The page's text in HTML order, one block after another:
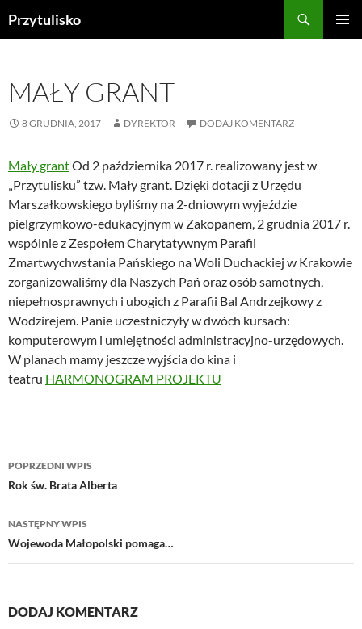
doPrzytulisko
MAŁY GRANT
8 GRUDNIA, 2017 DYREKTOR DODAJ KOMENTARZ
Mały grantOd 2 października 2017 r. realizowany jest w
„Przytulisku” tzw. Mały grant. Dzięki dotacji z Urzędu
Marszałkowskiego byliśmy na 2-dniowym wyjeździe
pielgrzymkowo-edukacyjnym w Zakopanem, 2 grudnia 2017 r.
wspólnie z Zespołem Charytatywnym Parafii
Zmartwychwstania Pańskiego na Woli Duchackiej w Krakowie
zorganizowaliśmy dla Naszych Pań oraz osób samotnych,
niepełnosprawnych i ubogich z Parafii Bal Andrzejkowy z
Wodzirejem. Panie uczestniczyły w dwóch kursach:
komputerowym i umiejętności administracyjno-urzędowych.
W planach mamy jeszcze wyjścia do kina i
teatru HARMONOGRAM PROJEKTU
Nawigacja
wpisu
POPRZEDNI WPIS
Rok św. Brata Alberta
NASTĘPNY WPIS
Wojewoda Małopolski pomaga…
DODAJ KOMENTARZ